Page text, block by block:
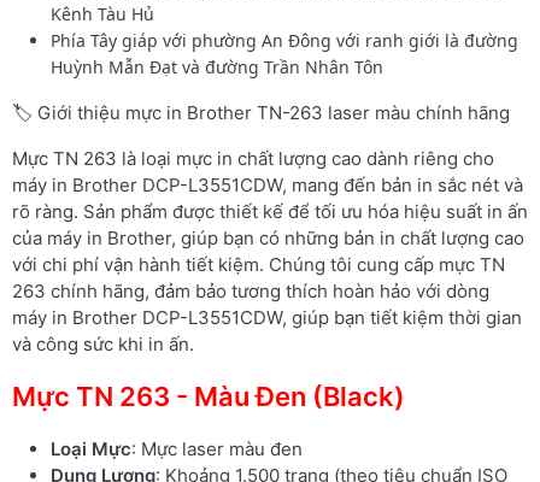
Kênh Tàu Hủ
Phía Tây giáp với phường An Đông với ranh giới là đường
Huỳnh Mẫn Đạt và đường Trần Nhân Tôn
🏷️ Giới thiệu mực in Brother TN-263 laser màu chính hãng
Mực TN 263 là loại mực in chất lượng cao dành riêng cho
máy in Brother DCP-L3551CDW, mang đến bản in sắc nét và
rõ ràng. Sản phẩm được thiết kế để tối ưu hóa hiệu suất in ấn
của máy in Brother, giúp bạn có những bản in chất lượng cao
với chi phí vận hành tiết kiệm. Chúng tôi cung cấp mực TN
263 chính hãng, đảm bảo tương thích hoàn hảo với dòng
máy in Brother DCP-L3551CDW, giúp bạn tiết kiệm thời gian
và công sức khi in ấn.
Mực TN 263 - Màu Đen (Black)
Loại Mực: Mực laser màu đen
Dung Lượng: Khoảng 1.500 trang (theo tiêu chuẩn ISO